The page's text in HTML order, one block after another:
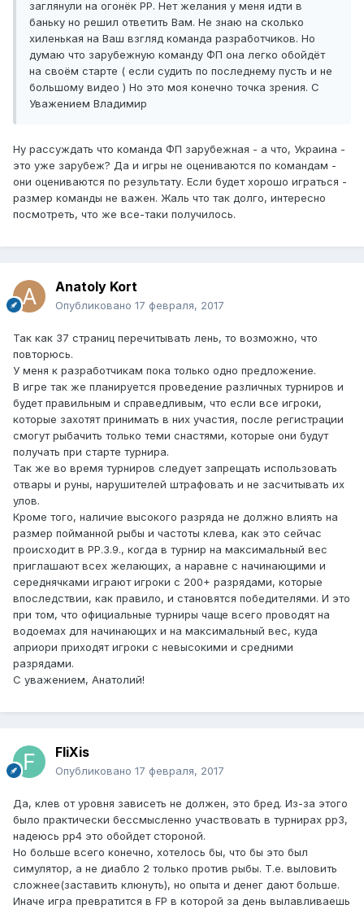
заглянули на огонёк РР. Нет желания у меня идти в
баньку но решил ответить Вам. Не знаю на сколько
хиленькая на Ваш взгляд команда разработчиков. Но
думаю что зарубежную команду ФП она легко обойдёт
на своём старте ( если судить по последнему пусть и не
большому видео ) Но это моя конечно точка зрения. С
Уважением Владимир
Ну рассуждать что команда ФП зарубежная - а что, Украина -
это уже зарубеж? Да и игры не оцениваются по командам -
они оцениваются по результату. Если будет хорошо играться -
размер команды не важен. Жаль что так долго, интересно
посмотреть, что же все-таки получилось.
Anatoly Kort
Опубликовано 17 февраля, 2017
Так как 37 страниц перечитывать лень, то возможно, что
повторюсь.
У меня к разработчикам пока только одно предложение.
В игре так же планируется проведение различных турниров и
будет правильным и справедливым, что если все игроки,
которые захотят принимать в них участия, после регистрации
смогут рыбачить только теми снастями, которые они будут
получать при старте турнира.
Так же во время турниров следует запрещать использовать
отвары и руны, нарушителей штрафовать и не засчитывать их
улов.
Кроме того, наличие высокого разряда не должно влиять на
размер пойманной рыбы и частоты клева, как это сейчас
происходит в РР.3.9., когда в турнир на максимальный вес
приглашают всех желающих, а наравне с начинающими и
середнячками играют игроки с 200+ разрядами, которые
впоследствии, как правило, и становятся победителями. И это
при том, что официальные турниры чаще всего проводят на
водоемах для начинающих и на максимальный вес, куда
априори приходят игроки с невысокими и средними
разрядами.
С уважением, Анатолий!
FliXis
Опубликовано 17 февраля, 2017
Да, клев от уровня зависеть не должен, это бред. Из-за этого
было практически бессмысленно участвовать в турнирах рр3,
надеюсь pp4 это обойдет стороной.
Но больше всего конечно, хотелось бы, что бы это был
симулятор, а не диабло 2 только против рыбы. Т.е. выловить
сложнее(заставить клюнуть), но опыта и денег дают больше.
Иначе игра превратится в FP в которой за день вылавливаешь